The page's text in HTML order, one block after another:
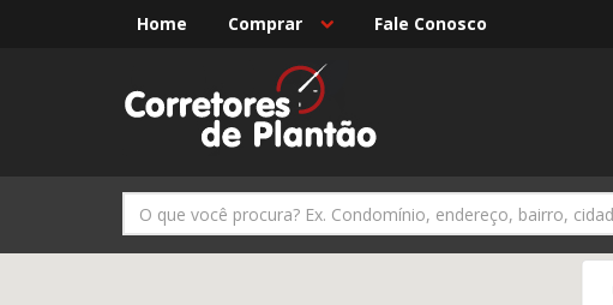
Home Comprar Fale Conosco